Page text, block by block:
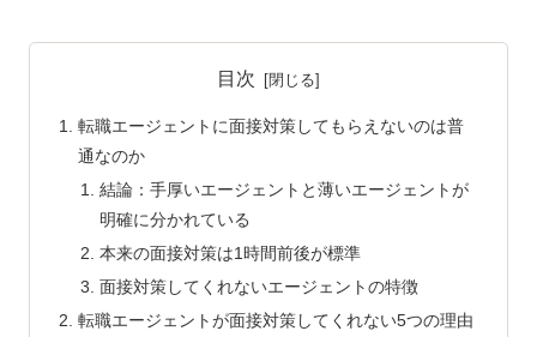
目次
転職エージェントに面接対策してもらえないのは普
通なのか
結論：手厚いエージェントと薄いエージェントが
明確に分かれている
本来の面接対策は1時間前後が標準
面接対策してくれないエージェントの特徴
転職エージェントが面接対策してくれない5つの理由